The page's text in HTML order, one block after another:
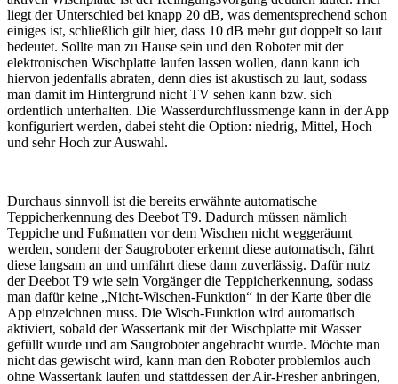
liegt der Unterschied bei knapp 20 dB, was dementsprechend schon
einiges ist, schließlich gilt hier, dass 10 dB mehr gut doppelt so laut
bedeutet. Sollte man zu Hause sein und den Roboter mit der
elektronischen Wischplatte laufen lassen wollen, dann kann ich
hiervon jedenfalls abraten, denn dies ist akustisch zu laut, sodass
man damit im Hintergrund nicht TV sehen kann bzw. sich
ordentlich unterhalten. Die Wasserdurchflussmenge kann in der App
konfiguriert werden, dabei steht die Option: niedrig, Mittel, Hoch
und sehr Hoch zur Auswahl.
Durchaus sinnvoll ist die bereits erwähnte automatische
Teppicherkennung des Deebot T9. Dadurch müssen nämlich
Teppiche und Fußmatten vor dem Wischen nicht weggeräumt
werden, sondern der Saugroboter erkennt diese automatisch, fährt
diese langsam an und umfährt diese dann zuverlässig. Dafür nutz
der Deebot T9 wie sein Vorgänger die Teppicherkennung, sodass
man dafür keine „Nicht-Wischen-Funktion“ in der Karte über die
App einzeichnen muss. Die Wisch-Funktion wird automatisch
aktiviert, sobald der Wassertank mit der Wischplatte mit Wasser
gefüllt wurde und am Saugroboter angebracht wurde. Möchte man
nicht das gewischt wird, kann man den Roboter problemlos auch
ohne Wassertank laufen und stattdessen der Air-Fresher anbringen,